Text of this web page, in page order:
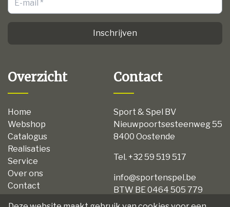
Inschrijven
Overzicht
Home
Webshop
Catalogus
Realisaties
Service
Over ons
Contact
Contact
Sport & Spel BV
Nieuwpoortsesteenweg 55
8400 Oostende
Tel. +32 59 519 517
info@sportenspel.be
BTW BE 0464 505 779